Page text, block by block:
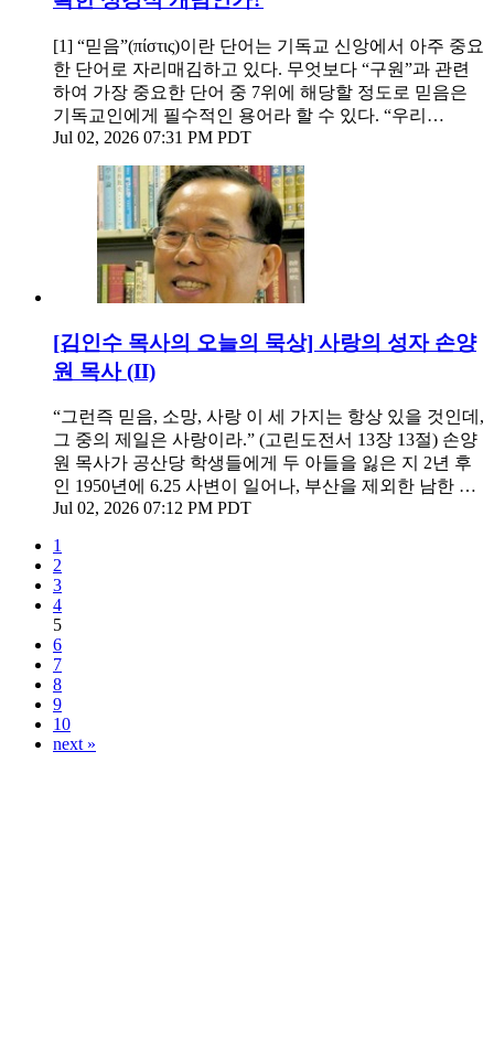
[1] “믿음”(πίστις)이란 단어는 기독교 신앙에서 아주 중요
한 단어로 자리매김하고 있다. 무엇보다 “구원”과 관련
하여 가장 중요한 단어 중 7위에 해당할 정도로 믿음은
기독교인에게 필수적인 용어라 할 수 있다. “우리…
Jul 02, 2026 07:31 PM PDT
[김인수 목사의 오늘의 묵상] 사랑의 성자 손양
원 목사 (II)
“그런즉 믿음, 소망, 사랑 이 세 가지는 항상 있을 것인데,
그 중의 제일은 사랑이라.” (고린도전서 13장 13절) 손양
원 목사가 공산당 학생들에게 두 아들을 잃은 지 2년 후
인 1950년에 6.25 사변이 일어나, 부산을 제외한 남한 …
Jul 02, 2026 07:12 PM PDT
1
2
3
4
5
6
7
8
9
10
next »